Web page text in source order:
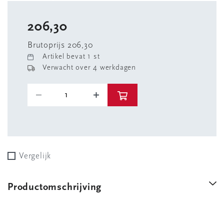
206,30
Brutoprijs 206,30
Artikel bevat 1 st
Verwacht over 4 werkdagen
Vergelijk
Productomschrijving